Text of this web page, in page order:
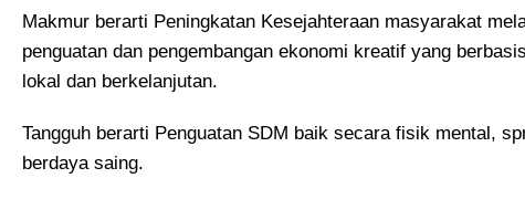
Makmur berarti Peningkatan Kesejahteraan masyarakat
penguatan dan pengembangan ekonomi kreatif yang
lokal dan berkelanjutan.
Tangguh berarti Penguatan SDM baik secara fisik mental,
berdaya saing.